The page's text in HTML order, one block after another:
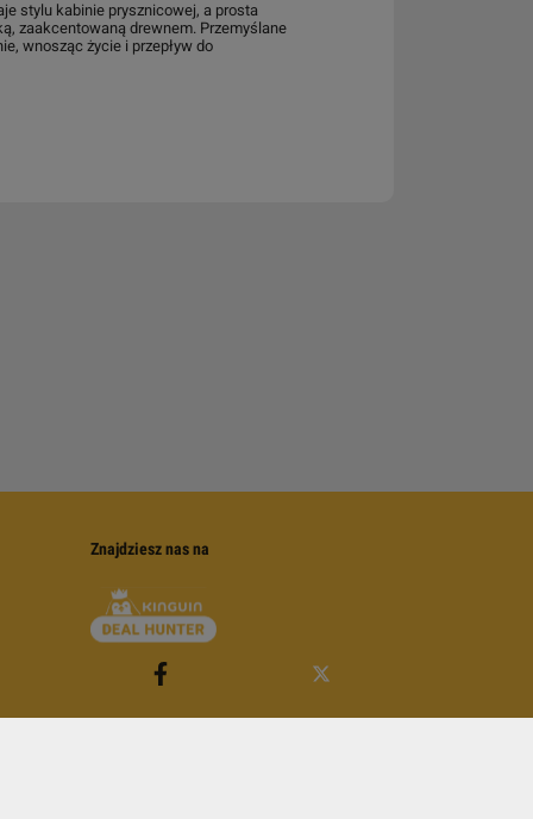
stylu kabinie prysznicowej, a prosta
zaakcentowaną drewnem. Przemyślane
wnosząc życie i przepływ do
Znajdziesz nas na